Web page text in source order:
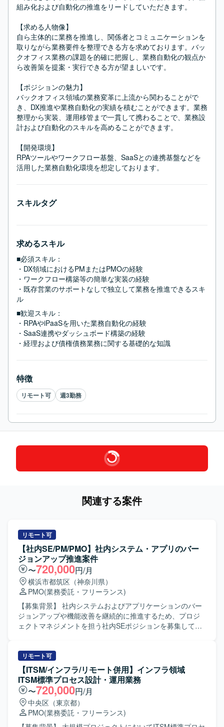
組み化および自動化の推進をリードしていただきます。
【求める人物像】
自ら主体的に業務を推進し、関係者とコミュニケーションを
取りながら業務要件を整理できる方を求めております。バッ
クオフィス業務の課題を的確に把握し、業務自動化の観点か
ら改善策を提案・実行できる方が望ましいです。
【ポジションの魅力】
バックオフィス領域の業務変革に上流から関わることがで
き、DX推進や業務自動化の実績を積むことができます。業務
整理から実装、運用移管まで一貫して携わることで、業務設
計および自動化のスキルを高めることができます。
【開発環境】
RPAツールやワークフロー基盤、SaaSとの連携基盤などを
活用した業務自動化環境を想定しております。
スキルタグ
求めるスキル
■必須スキル：
・DX領域におけるPMまたはPMOの経験
・ワークフロー構築等の簡単な実装の経験
・既存営業のサポートなしで独立して業務を推進できるスキ
ル
■歓迎スキル：
・RPAやiPaaSを用いた業務自動化の経験
・SaaS連携やダッシュボード構築の経験
・経理および債権債務業務に関する基礎的な知識
特徴
リモート可 週3勤務
関連する案件
リモート可
【社内SE/PM/PMO】社内システム・アプリのバー
ジョンアップ推進案件
〜720,000円/月
横浜市都筑区（神奈川県）
PMO(業務委託・フリーランス)
【募集背景】 社内システムおよびアプリケーションのバー
ジョンアップや機能改善を継続的に推進するため、プロジ
ェクトマネジメントを担う社内SEポジションを募集してお
管理、リスク管理などプロジェクトマネジメント全般を担
当して頂きます。 具体的には、RFIやRFPの作成、WBSの
作成・更新、進捗の可視化や課題・リスクの洗い出しおよ
び対策立案を行って頂きます。 また、プロジェクトメンバ
ーとなる社内人員に対して、助言やフォローを行いなが
ら、関係者を巻き込みつつプロジェクトを推進して頂きま
す。 【求める人物像】 PJ推進のために5W1Hを明確に示
リモート可
【ITSM/インフラ/リモート併用】インフラ領域
ITSM標準プロセス設計・運用業務
〜720,000円/月
中央区（東京都）
PMO(業務委託・フリーランス)